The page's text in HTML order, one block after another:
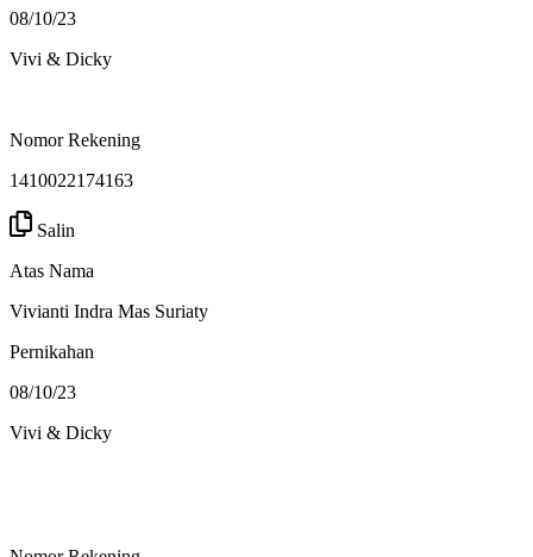
08/10/23
Vivi & Dicky
Nomor Rekening
1410022174163
Salin
Atas Nama
Vivianti Indra Mas Suriaty
Pernikahan
08/10/23
Vivi & Dicky